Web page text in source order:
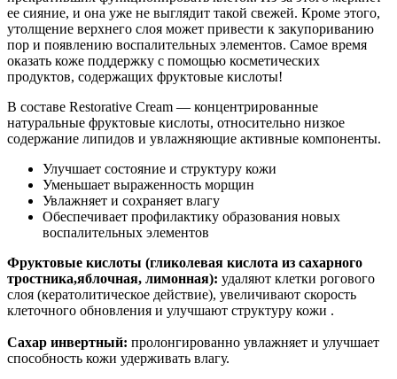
ее сияние, и она уже не выглядит такой свежей. Кроме этого,
утолщение верхнего слоя может привести к закупориванию
пор и появлению воспалительных элементов. Самое время
оказать коже поддержку с помощью косметических
продуктов, содержащих фруктовые кислоты!
В составе Restorative Cream — концентрированные
натуральные фруктовые кислоты, относительно низкое
содержание липидов и увлажняющие активные компоненты.
Улучшает состояние и структуру кожи
Уменьшает выраженность морщин
Увлажняет и сохраняет влагу
Обеспечивает профилактику образования новых
воспалительных элементов
Фруктовые кислоты (гликолевая кислота из сахарного
тростника,яблочная, лимонная): удаляют клетки рогового
слоя (кератолитическое действие), увеличивают скорость
клеточного обновления и улучшают структуру кожи .
Сахар инвертный: пролонгированно увлажняет и улучшает
способность кожи удерживать влагу.